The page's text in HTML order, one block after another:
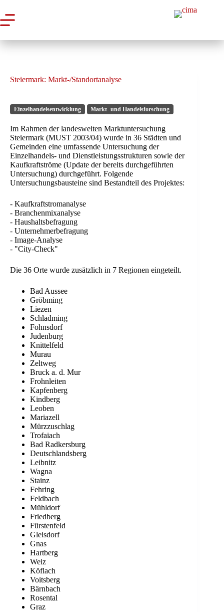
Inhalt
springen
Steiermark: Markt-/Standortanalyse
Einzelhandelsentwicklung Markt- und Handelsforschung
Im Rahmen der landesweiten Marktuntersuchung
Steiermark (MUST 2003/04) wurde in 36 Städten und
Gemeinden eine umfassende Untersuchung der
Einzelhandels- und Dienstleistungsstrukturen sowie der
Kaufkraftströme (Update der bereits durchgeführten
Untersuchung) durchgeführt. Folgende
Untersuchungsbausteine sind Bestandteil des Projektes:
- Kaufkraftstromanalyse
- Branchenmixanalyse
- Haushaltsbefragung
- Unternehmerbefragung
- Image-Analyse
- "City-Check"
Die 36 Orte wurde zusätzlich in 7 Regionen eingeteilt.
Bad Aussee
Gröbming
Liezen
Schladming
Fohnsdorf
Judenburg
Knittelfeld
Murau
Zeltweg
Bruck a. d. Mur
Frohnleiten
Kapfenberg
Kindberg
Leoben
Mariazell
Mürzzuschlag
Trofaiach
Bad Radkersburg
Deutschlandsberg
Leibnitz
Wagna
Stainz
Fehring
Feldbach
Mühldorf
Friedberg
Fürstenfeld
Gleisdorf
Gnas
Hartberg
Weiz
Köflach
Voitsberg
Bärnbach
Rosental
Graz